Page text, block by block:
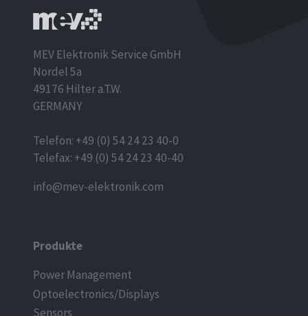
MEV Elektronik Service GmbH
Nordel 5a
49176 Hilter a.T.W.
GERMANY
Telefon: +49 (0) 54 24 23 40-0
Telefax: +49 (0) 54 24 23 40-40
info@mev-elektronik.com
Produkte
Power Management
Optoelectronics/Displays
Sensors